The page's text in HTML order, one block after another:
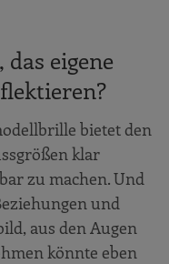
eigene
bietet den
klar
zu machen. Und
und
aus den Augen
könnte eben